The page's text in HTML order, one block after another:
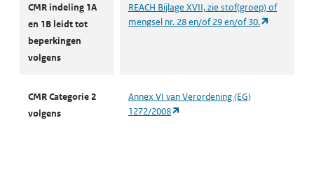
CMR indeling 1A
en 1B leidt tot
beperkingen
volgens
REACH Bijlage XVII, zie stof(groep) of
mengsel nr. 28 en/of 29 en/of 30.
CMR Categorie 2
volgens
Annex VI van Verordening (EG)
1272/2008